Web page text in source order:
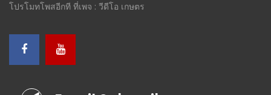
โปรโมทโพสอีกที ที่เพจ : วีดีโอ เกษตร